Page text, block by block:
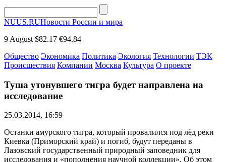
NUUS.RUНовости России и мира
9 August $82.17 €94.84
Общество Экономика Политика Экология Технологии ТЭК
Происшествия Компании Москва Культура О проекте
Туша утонувшего тигра будет направлена на
исследование
25.03.2014, 16:59
Останки амурского тигра, который провалился под лёд реки
Киевка (Приморский край) и погиб, будут переданы в
Лазовский государственный природный заповедник для
исследования и «пополнения научной коллекции». Об этом